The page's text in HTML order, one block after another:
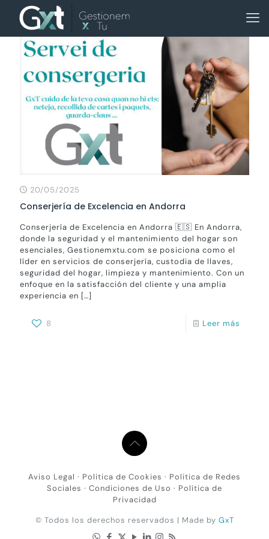
20/05/2025
Conserjería de Excelencia en Andorra
Conserjería de Excelencia en Andorra 🇪🇸 En Andorra,
donde la seguridad y el mantenimiento del hogar son
esenciales, Gestionemxtu.com se posiciona como el
líder en servicios de conserjería, custodia de llaves,
seguridad del hogar, limpieza y mantenimiento. Con un
enfoque en la satisfacción del cliente y una amplia
experiencia en […]
8 Leer más
Aviso Legal · Politica de Cookies · Politica de Redes
Sociales · Condiciones de Uso · Política de
Privacidad
© Todos los derechos reservados | Made by GxT